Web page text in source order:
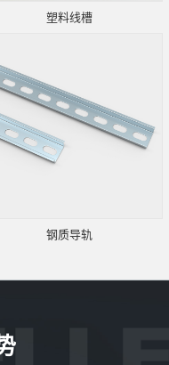
塑料线槽
钢质导轨